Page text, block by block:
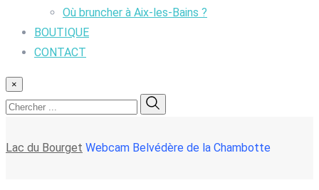
Où bruncher à Aix-les-Bains ?
BOUTIQUE
CONTACT
×
Lac du Bourget Webcam Belvédère de la Chambotte